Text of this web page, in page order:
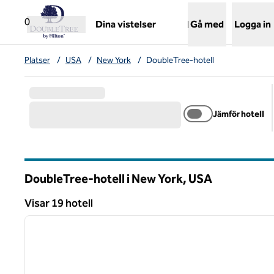
Gå vidare till innehållet
0
Dina vistelser Gå med Logga in
Platser / USA / New York / DoubleTree-hotell
Jämför hotell
DoubleTree-hotell i New York, USA
Visar 19 hotell
Visar 19 hotell
1 av 12